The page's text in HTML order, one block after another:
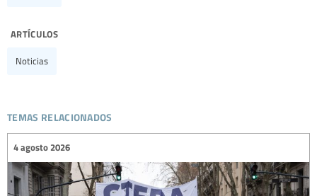
artículos
Noticias
temas relacionados
4 agosto 2026